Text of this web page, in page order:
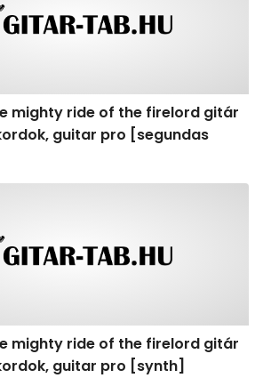
mighty ride of the firelord gitár
guitar pro [segundas
mighty ride of the firelord gitár
guitar pro [synth]